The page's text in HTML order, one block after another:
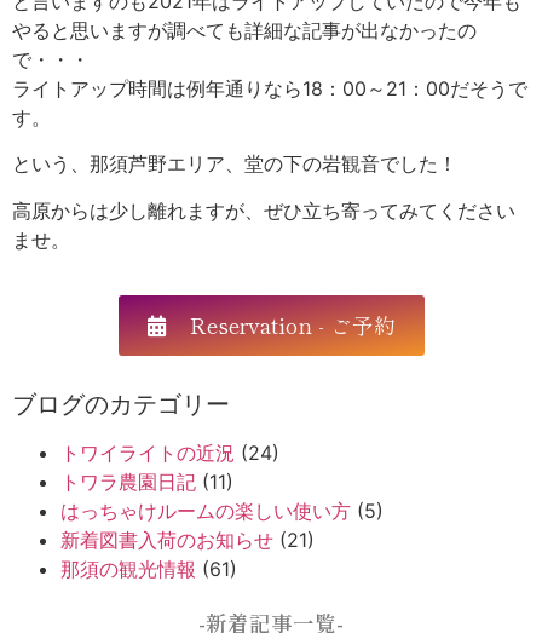
やると思いますが調べても詳細な記事が出なかったの
で・・・
ライトアップ時間は例年通りなら18：00～21：00だそうで
す。
という、那須芦野エリア、堂の下の岩観音でした！
高原からは少し離れますが、ぜひ立ち寄ってみてください
ませ。
Reservation - ご予約
ブログのカテゴリー
トワイライトの近況 (24)
トワラ農園日記 (11)
はっちゃけルームの楽しい使い方 (5)
新着図書入荷のお知らせ (21)
那須の観光情報 (61)
-新着記事一覧-